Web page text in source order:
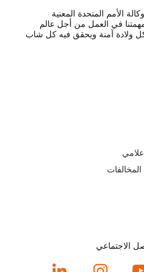
الأمم المتحدة المعنية
مهمتنا في العمل من أجل عالم
ولادة آمنة ويحقق فيه كل شاب
المخالفات
الاجتماعي